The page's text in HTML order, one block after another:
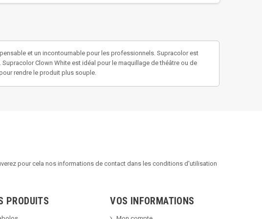
et un incontournable pour les professionnels. Supracolor est
Clown White est idéal pour le maquillage de théâtre ou de
rendre le produit plus souple.
pour cela nos informations de contact dans les conditions d'utilisation
PRODUITS VOS INFORMATIONS